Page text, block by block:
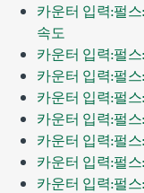
카운터 입력:펄
속도
카운터 입력:펄
카운터 입력:펄
카운터 입력:펄
카운터 입력:펄
카운터 입력:펄
카운터 입력:펄
카운터 입력:펄